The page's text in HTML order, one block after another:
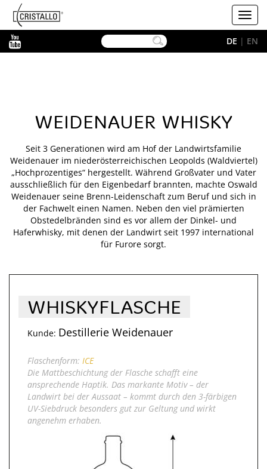
Cristallo
DE | EN
WEIDENAUER WHISKY
Seit 3 Generationen wird am Hof der Landwirtsfamilie
Weidenauer im niederösterreichischen Leopolds (Waldviertel)
„Hochprozentiges“ hergestellt. Während Großvater und Vater
ausschließlich für den Eigenbedarf brannten, machte Oswald
Weidenauer seine Brenn-Leidenschaft zum Beruf und sich in
der Fachwelt einen Namen. Neben den viel prämierten
Obstedelbränden sind es vor allem der Dinkel- und
Haferwhisky, mit denen der Landwirt seit 1997 international
für Furore sorgt.
WHISKYFLASCHE
Kunde: Destillerie Weidenauer
Flaschenform: ICE
Die Mattbeschichtung der Flasche schafft eine
ansprechende Haptik. Das markante Motiv – der
Landwirt bei der Aussaat – kommt durch den 3-färbigen
UV-Siebdruck besonders gut zur Geltung und wirkt
angenehm erhaben.